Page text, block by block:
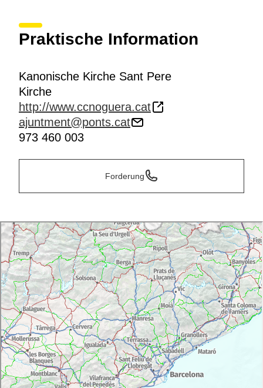
Praktische Information
Kanonische Kirche Sant Pere
Kirche
http://www.ccnoguera.cat
ajuntment@ponts.cat
973 460 003
Forderung